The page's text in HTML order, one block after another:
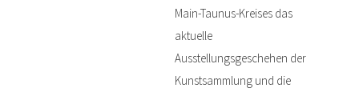
Main-Taunus-Kreises das
aktuelle
Ausstellungsgeschehen der
Kunstsammlung und die